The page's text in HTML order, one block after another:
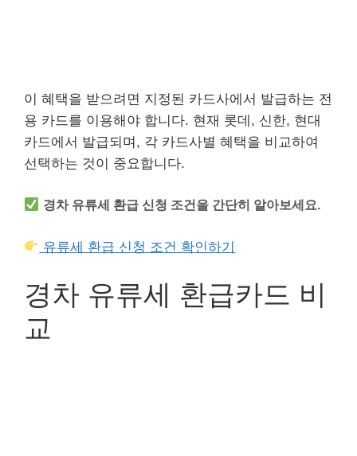
이 혜택을 받으려면 지정된 카드사에서 발급하는 전
용 카드를 이용해야 합니다. 현재 롯데, 신한, 현대
카드에서 발급되며, 각 카드사별 혜택을 비교하여
선택하는 것이 중요합니다.
경차 유류세 환급 신청 조건을 간단히 알아보세요.
유류세 환급 신청 조건 확인하기
경차 유류세 환급카드 비
교